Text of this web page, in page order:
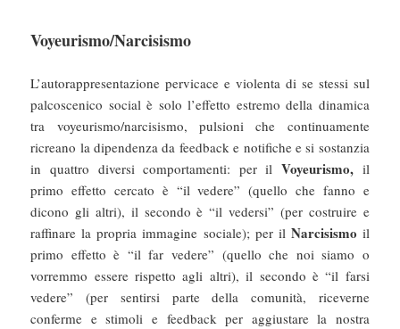
Voyeurismo/Narcisismo
L’autorappresentazione pervicace e violenta di se stessi sul
palcoscenico social è solo l’effetto estremo della dinamica
tra voyeurismo/narcisismo, pulsioni che continuamente
ricreano la dipendenza da feedback e notifiche e si sostanzia
in quattro diversi comportamenti: per il Voyeurismo,il
primo effetto cercato è “il vedere” (quello che fanno e
dicono gli altri), il secondo è “il vedersi” (per costruire e
raffinare la propria immagine sociale); per il Narcisismo il
primo effetto è “il far vedere” (quello che noi siamo o
vorremmo essere rispetto agli altri), il secondo è “il farsi
vedere” (per sentirsi parte della comunità, riceverne
conferme e stimoli e feedback per aggiustare la nostra